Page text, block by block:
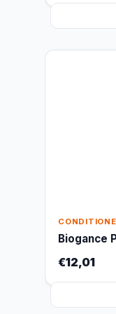
Biogance
€12,01